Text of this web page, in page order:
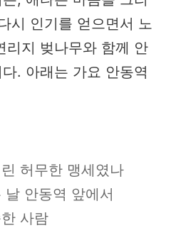
시 인기를 얻으면서 노
리지 벚나무와 함께 안
. 아래는 가요 안동역
허무한 맹세였나
날 안동역 앞에서
사람